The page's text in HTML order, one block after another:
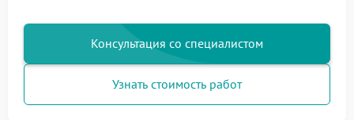
Консультация со специалистом
Узнать стоимость работ